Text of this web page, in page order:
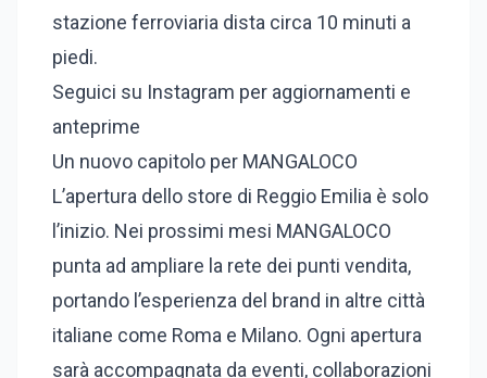
stazione ferroviaria dista circa 10 minuti a
piedi.
Seguici su Instagram per aggiornamenti e
anteprime
Un nuovo capitolo per MANGALOCO
L’apertura dello store di Reggio Emilia è solo
l’inizio. Nei prossimi mesi MANGALOCO
punta ad ampliare la rete dei punti vendita,
portando l’esperienza del brand in altre città
italiane come Roma e Milano. Ogni apertura
sarà accompagnata da eventi, collaborazioni